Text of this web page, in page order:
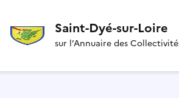
Saint-Dyé-sur-Loire
sur l’Annuaire des